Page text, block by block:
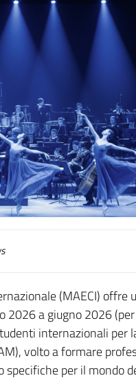
(MAECI) offre
2026 a giugno 2026
internazionali per
volto a formare
per il mondo